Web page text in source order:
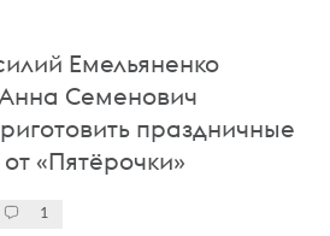
Емельяненко
Семенович
праздничные
«Пятёрочки»
1